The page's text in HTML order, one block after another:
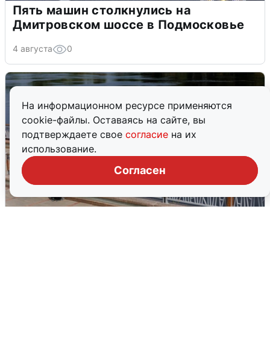
На информационном ресурсе применяются
cookie-файлы. Оставаясь на сайте, вы
подтверждаете свое согласие на их
использование.
Согласен
Пять машин столкнулись на
Дмитровском шоссе в Подмосковье
4 августа 0